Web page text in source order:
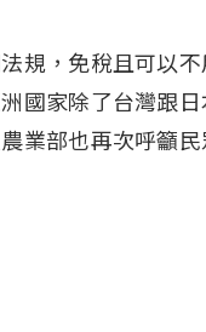
規，免稅且可以
國家除了台灣跟
業部也再次呼籲